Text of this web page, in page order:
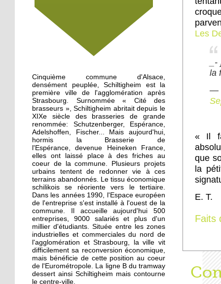
3 octobre 2019
Dernières répétitions
pour Tartine Reverdy
Appel à une
manifestation des
cyclistes
2 octobre 2019
Une trentaine de
personnes réunies contre
la misère
1 octobre 2019
«Ce carrefour est hyper
dangereux»
1 octobre 2019
Le guide gourmand
peine à s'imposer
1 octobre 2019
Tous au Théâtre alsacien
de Schiltigheim !
Cinquième commune d'Alsace,
densément peuplée, Schiltigheim est la
première ville de l'agglomération après
Strasbourg. Surnommée « Cité des
brasseurs », Schiltigheim abritait depuis le
XIXe siècle des brasseries de grande
renommée: Schutzenberger, Espérance,
Adelshoffen, Fischer... Mais aujourd'hui,
hormis la Brasserie de
l'Espérance, devenue Heineken France,
elles ont laissé place à des friches au
coeur de la commune. Plusieurs projets
urbains tentent de redonner vie à ces
terrains abandonnés. Le tissu économique
schilikois se réoriente vers le tertiaire.
Dans les années 1990, l'Espace européen
de l'entreprise s'est installé à l'ouest de la
commune. Il accueille aujourd'hui 500
entreprises, 9000 salariés et plus d'un
millier d'étudiants. Située entre les zones
industrielles et commerciales du nord de
l'agglomération et Strasbourg, la ville vit
difficilement sa reconversion économique,
mais bénéficie de cette position au coeur
de l'Eurométropole. La ligne B du tramway
dessert ainsi Schiltigheim mais contourne
le centre-ville.
Les
la
—
« Il
que
la
E. T.
Faits